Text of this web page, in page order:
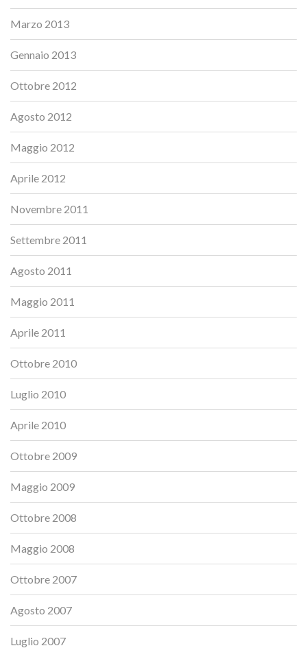
Marzo 2013
Gennaio 2013
Ottobre 2012
Agosto 2012
Maggio 2012
Aprile 2012
Novembre 2011
Settembre 2011
Agosto 2011
Maggio 2011
Aprile 2011
Ottobre 2010
Luglio 2010
Aprile 2010
Ottobre 2009
Maggio 2009
Ottobre 2008
Maggio 2008
Ottobre 2007
Agosto 2007
Luglio 2007